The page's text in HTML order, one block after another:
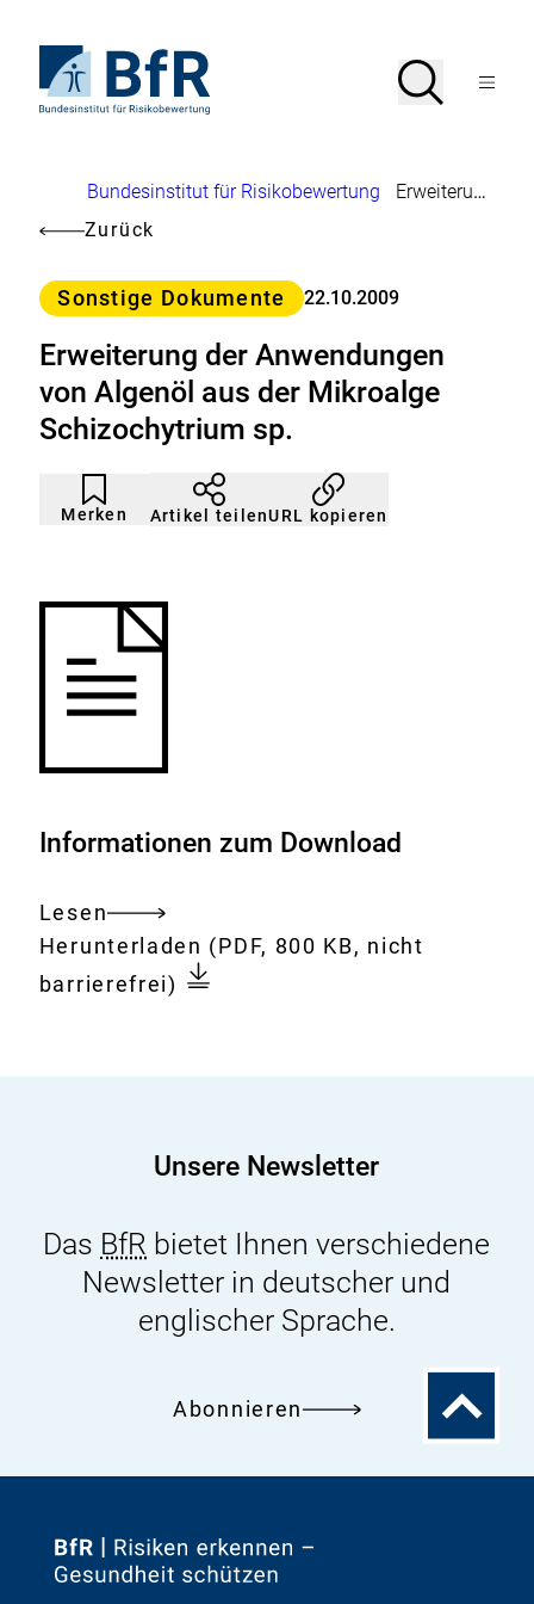
Seiteninhalt
springenStartseite
von
Suche
SucheMenü
Brotkrumennavigation
Bundesinstitut für Risikobewertung
Erweiterung der Anwendungen von Algenöl aus der Mikroalge Schizochytrium sp.
Zurück
Kategorie
Sonstige Dokumente 22.10.2009
Erweiterung der Anwendungen
von Algenöl aus der Mikroalge
Schizochytrium sp.
Merken
Artikel
nicht
gemerkt
Durch
Klicken
der
Artikel teilenURL kopieren
Informationen zum Download
Lesen
Gesamtes
Dokument
Download:
Herunterladen Erweiterung
der
Mikroalge
sp.
(PDF, 800 KB, nicht
barrierefrei)
Unsere Newsletter
Das BfR bietet Ihnen verschiedene
Newsletter in deutscher und
englischer Sprache.
Abonnieren
Zum
Zur